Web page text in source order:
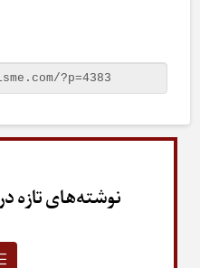
نوشته‌های تازه